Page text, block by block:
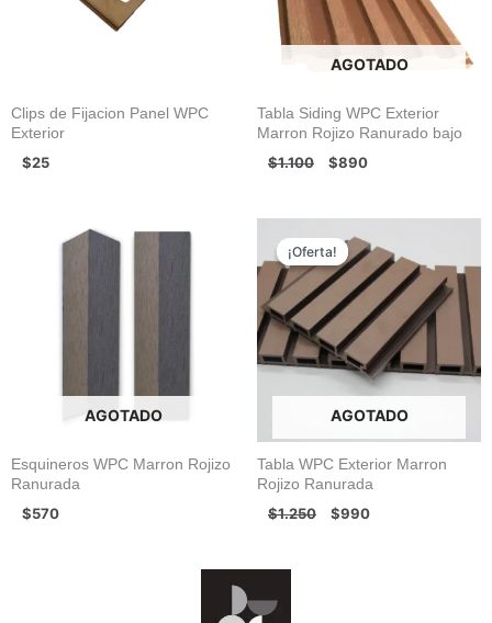
Clips de Fijacion Panel WPC
Exterior
$25
AGOTADO
Tabla Siding WPC Exterior
Marron Rojizo Ranurado bajo
$1.100 $890
AGOTADO
Esquineros WPC Marron Rojizo
Ranurada
$570
¡Oferta!
AGOTADO
¡Oferta!
Tabla WPC Exterior Marron
Rojizo Ranurada
$1.250
precio
original
era:
$1.250.
$990
precio
actual
es:
$990.